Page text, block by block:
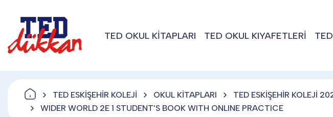
TED OKUL KİTAPLARI TED OKUL KIYAFETLERİ
TED ESKİŞEHİR KOLEJİ OKUL KİTAPLARI TED ESKİŞEHİR KOLEJİ
WIDER WORLD 2E 1 STUDENT'S BOOK WITH ONLINE PRACTICE